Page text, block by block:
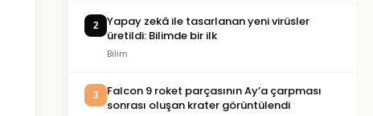
2
Yapay zekâ ile tasarlanan yeni virüsler
üretildi: Bilimde bir ilk
Bilim
3
Falcon 9 roket parçasının Ay’a çarpması
sonrası oluşan krater görüntülendi